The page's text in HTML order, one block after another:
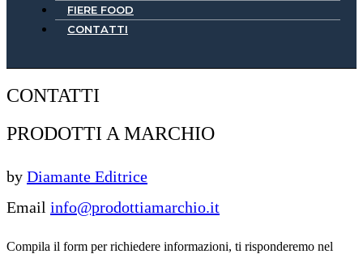
FIERE FOOD
CONTATTI
CONTATTI
PRODOTTI A MARCHIO
by Diamante Editrice
Email info@prodottiamarchio.it
Compila il form per richiedere informazioni, ti risponderemo nel